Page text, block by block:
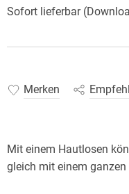
Sofort lieferbar
Merken
Mit einem Hautlosen
gleich mit einem ganzen